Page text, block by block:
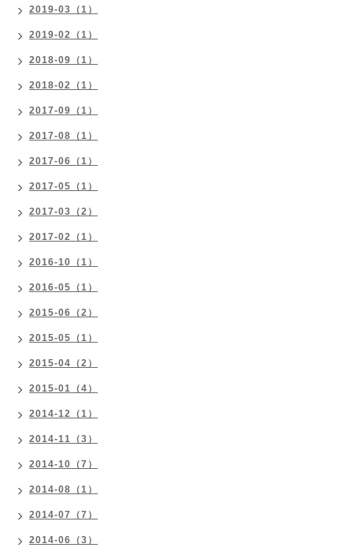
2019-03（1）
2019-02（1）
2018-09（1）
2018-02（1）
2017-09（1）
2017-08（1）
2017-06（1）
2017-05（1）
2017-03（2）
2017-02（1）
2016-10（1）
2016-05（1）
2015-06（2）
2015-05（1）
2015-04（2）
2015-01（4）
2014-12（1）
2014-11（3）
2014-10（7）
2014-08（1）
2014-07（7）
2014-06（3）